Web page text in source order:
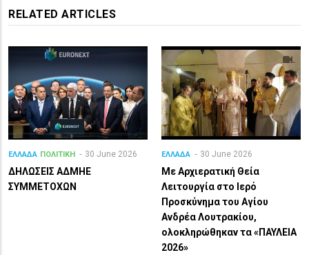
RELATED ARTICLES
ΕΛΛΑΔΑ ΠΟΛΙΤΙΚΗ 30 June 2026
ΔΗΛΩΣΕΙΣ ΑΔΜΗΕ
ΣΥΜΜΕΤΟΧΩΝ
ΕΛΛΑΔΑ 30 June 2026
Με Αρχιερατική Θεία
Λειτουργία στο Ιερό
Προσκύνημα του Αγίου
Ανδρέα Λουτρακίου,
ολοκληρώθηκαν τα «ΠΑΥΛΕΙΑ
2026»